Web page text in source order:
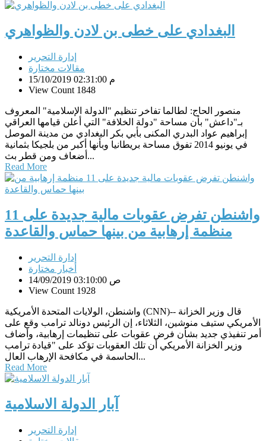
البغدادي على خطى بن لادن والظواهري
إدارة التحرير
مقالات مختارة
15/10/2019 02:31:00 م
View Count 1848
منصور الحاج: لطالما تفاخر تنظيم "الدولة الإسلامية" المعروف
بـ"داعش" بأن مساحة "دولة الخلافة" التي أعلن قيامها العراقي
إبراهيم عواد البدري المكنى بأبي بكر البغدادي من مدينة الموصل
في يونيو 2014 تفوق مساحة بريطانيا وبأنها أكبر من بلجيكا بثمانية
أضعاف ومن قطر بث...
Read More
واشنطن تفرض عقوبات مالية جديدة على 11
منظمة إرهابية من بينها حماس والقاعدة
إدارة التحرير
أخبار مختارة
14/09/2019 03:10:00 ص
View Count 1928
واشنطن، الولايات المتحدة الأمريكية (CNN)-- قال وزير الخزانة
الأمريكي ستيف منوشين، الثلاثاء، إن الرئيس دونالد ترامب وقع على
أمر تنفيذي جديد بشأن فرض عقوبات على تنظيمات إرهابية، وأضاف
وزير الخزانة الأمريكي أن تلك العقوبات تؤكد على "قيادة ترامب
الحاسمة في مكافحة الإرهاب العال...
Read More
آبار الدولة الاسلامية
إدارة التحرير